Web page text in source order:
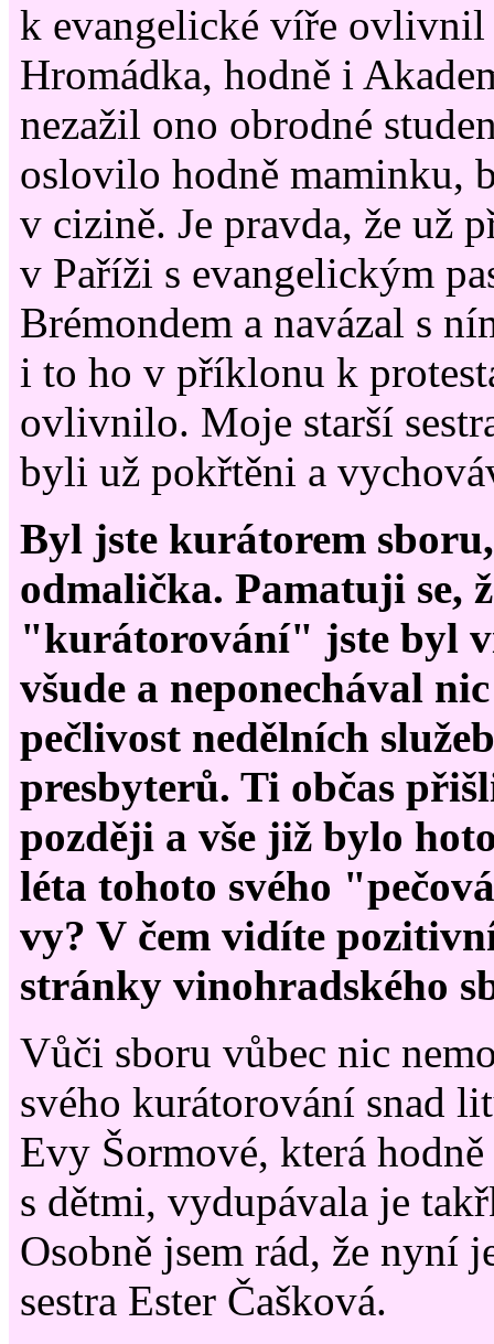
k evangelické víře ovlivnil
Hromádka, hodně i
nezažil ono obrodné
oslovilo hodně maminku,
v cizině. Je pravda, že už
v Paříži s evangelickým
Brémondem a navázal s
i to ho v příklonu k
ovlivnilo. Moje starší
byli už pokřtěni a
Byl jste kurátorem
odmalička. Pamatuji se,
"kurátorování" jste byl
všude a neponechával
pečlivost nedělních
presbyterů. Ti občas
později a vše již bylo
léta tohoto svého
vy? V čem vidíte
stránky vinohradského
Vůči sboru vůbec nic
svého kurátorování snad
Evy Šormové, která
s dětmi, vydupávala je
Osobně jsem rád, že nyní
sestra Ester Čašková.